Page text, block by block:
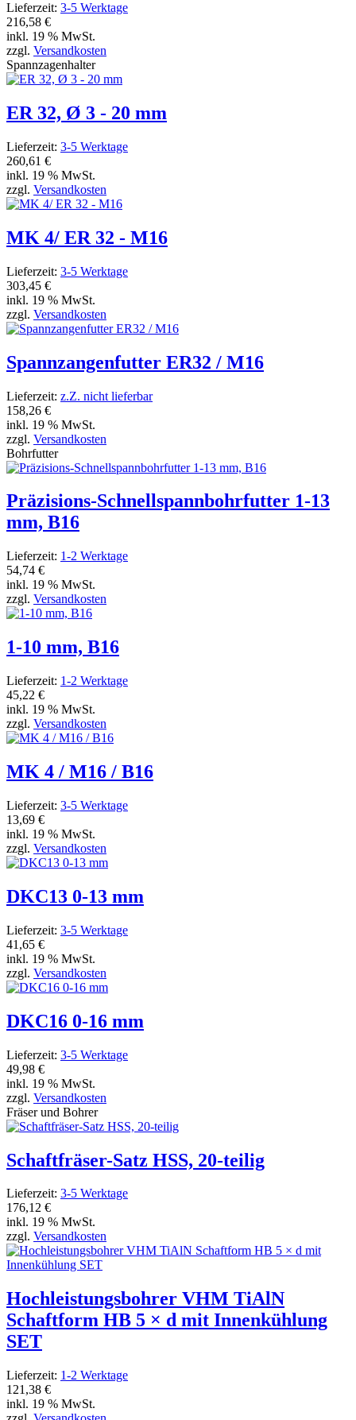
Lieferzeit: 3-5 Werktage
216,58 €
inkl. 19 % MwSt.
zzgl. Versandkosten
Spannzagenhalter
ER 32, Ø 3 - 20 mm
Lieferzeit: 3-5 Werktage
260,61 €
inkl. 19 % MwSt.
zzgl. Versandkosten
MK 4/ ER 32 - M16
Lieferzeit: 3-5 Werktage
303,45 €
inkl. 19 % MwSt.
zzgl. Versandkosten
Spannzangenfutter ER32 / M16
Lieferzeit: z.Z. nicht lieferbar
158,26 €
inkl. 19 % MwSt.
zzgl. Versandkosten
Bohrfutter
Präzisions-Schnellspannbohrfutter 1-13
mm, B16
Lieferzeit: 1-2 Werktage
54,74 €
inkl. 19 % MwSt.
zzgl. Versandkosten
1-10 mm, B16
Lieferzeit: 1-2 Werktage
45,22 €
inkl. 19 % MwSt.
zzgl. Versandkosten
MK 4 / M16 / B16
Lieferzeit: 3-5 Werktage
13,69 €
inkl. 19 % MwSt.
zzgl. Versandkosten
DKC13 0-13 mm
Lieferzeit: 3-5 Werktage
41,65 €
inkl. 19 % MwSt.
zzgl. Versandkosten
DKC16 0-16 mm
Lieferzeit: 3-5 Werktage
49,98 €
inkl. 19 % MwSt.
zzgl. Versandkosten
Fräser und Bohrer
Schaftfräser-Satz HSS, 20-teilig
Lieferzeit: 3-5 Werktage
176,12 €
inkl. 19 % MwSt.
zzgl. Versandkosten
Hochleistungsbohrer VHM TiAlN
Schaftform HB 5 × d mit Innenkühlung
SET
Lieferzeit: 1-2 Werktage
121,38 €
inkl. 19 % MwSt.